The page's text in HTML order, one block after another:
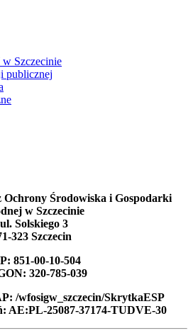
Szczecinie
publicznej
Ochrony Środowiska i Gospodarki
w Szczecinie
ul. Solskiego 3
323 Szczecin
851-00-10-504
320-785-039
/wfosigw_szczecin/SkrytkaESP
AE:PL-25087-37174-TUDVE-30